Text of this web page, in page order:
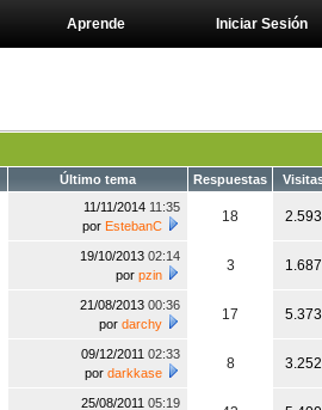
Aprende Iniciar Sesión
Último tema Respuestas
11/11/2014 11:35
por EstebanC
18 2.593
19/10/2013 02:14
por pzin
3 1.687
21/08/2013 00:36
por darchy
17 5.373
09/12/2011 02:33
por darkkase
8 3.252
25/08/2011 05:19